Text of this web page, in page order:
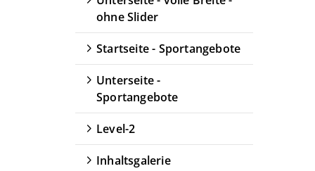
ohne Slider
Startseite - Sportangebote
Unterseite -
Sportangebote
Level-2
Inhaltsgalerie
Quicklinks
Sportangebote finden
Unser Sportangebot
Sportsuche
Ausfälle und Vertretungen
Deutsches Sportabzeichen